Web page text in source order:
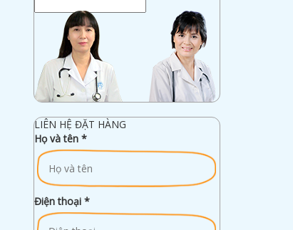
LIÊN HỆ ĐẶT HÀNG
Họ và tên *
Điện thoại *